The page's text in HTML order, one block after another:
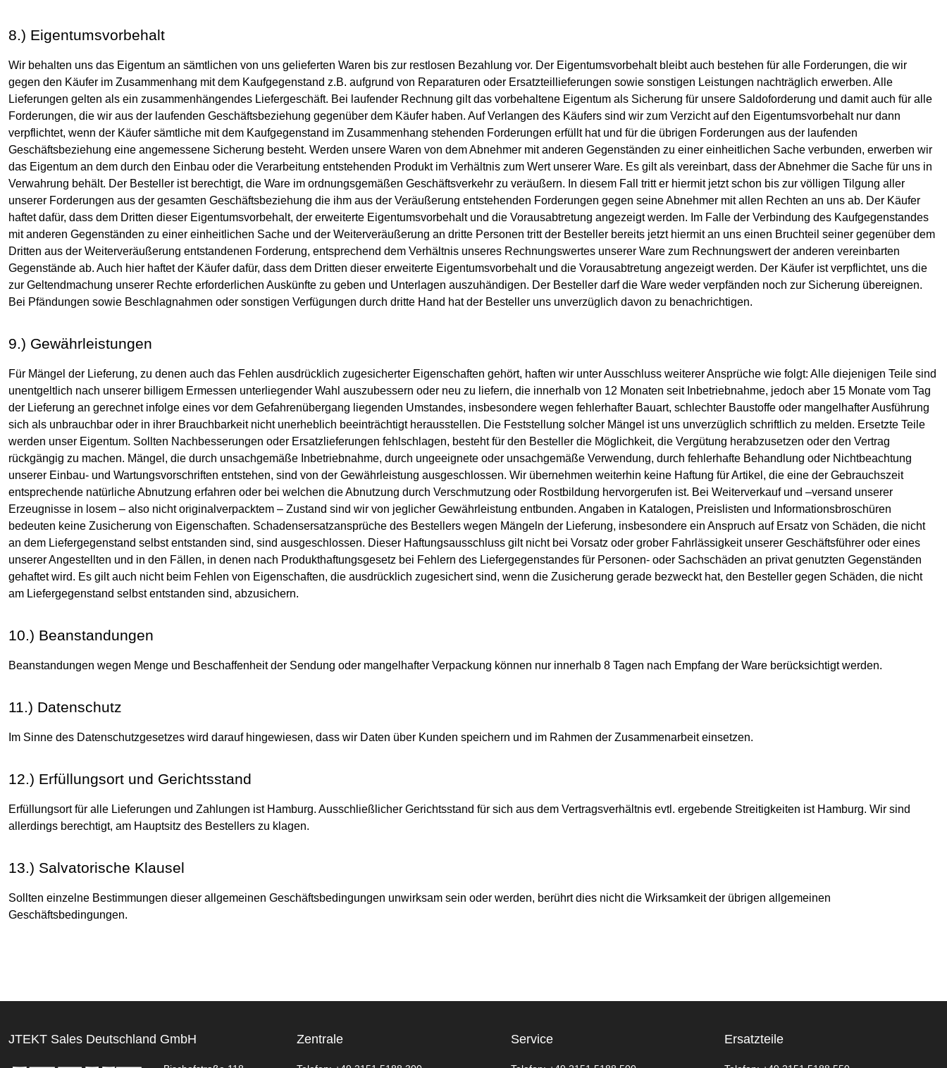
8.) Eigentumsvorbehalt
Wir behalten uns das Eigentum an sämtlichen von uns gelieferten Waren bis zur restlosen Bezahlung vor. Der Eigentumsvorbehalt bleibt auch bestehen für alle Forderungen, die wir
gegen den Käufer im Zusammenhang mit dem Kaufgegenstand z.B. aufgrund von Reparaturen oder Ersatzteillieferungen sowie sonstigen Leistungen nachträglich erwerben. Alle
Lieferungen gelten als ein zusammenhängendes Liefergeschäft. Bei laufender Rechnung gilt das vorbehaltene Eigentum als Sicherung für unsere Saldoforderung und damit auch für alle
Forderungen, die wir aus der laufenden Geschäftsbeziehung gegenüber dem Käufer haben. Auf Verlangen des Käufers sind wir zum Verzicht auf den Eigentumsvorbehalt nur dann
verpflichtet, wenn der Käufer sämtliche mit dem Kaufgegenstand im Zusammenhang stehenden Forderungen erfüllt hat und für die übrigen Forderungen aus der laufenden
Geschäftsbeziehung eine angemessene Sicherung besteht. Werden unsere Waren von dem Abnehmer mit anderen Gegenständen zu einer einheitlichen Sache verbunden, erwerben wir
das Eigentum an dem durch den Einbau oder die Verarbeitung entstehenden Produkt im Verhältnis zum Wert unserer Ware. Es gilt als vereinbart, dass der Abnehmer die Sache für uns in
Verwahrung behält. Der Besteller ist berechtigt, die Ware im ordnungsgemäßen Geschäftsverkehr zu veräußern. In diesem Fall tritt er hiermit jetzt schon bis zur völligen Tilgung aller
unserer Forderungen aus der gesamten Geschäftsbeziehung die ihm aus der Veräußerung entstehenden Forderungen gegen seine Abnehmer mit allen Rechten an uns ab. Der Käufer
haftet dafür, dass dem Dritten dieser Eigentumsvorbehalt, der erweiterte Eigentumsvorbehalt und die Vorausabtretung angezeigt werden. Im Falle der Verbindung des Kaufgegenstandes
mit anderen Gegenständen zu einer einheitlichen Sache und der Weiterveräußerung an dritte Personen tritt der Besteller bereits jetzt hiermit an uns einen Bruchteil seiner gegenüber dem
Dritten aus der Weiterveräußerung entstandenen Forderung, entsprechend dem Verhältnis unseres Rechnungswertes unserer Ware zum Rechnungswert der anderen vereinbarten
Gegenstände ab. Auch hier haftet der Käufer dafür, dass dem Dritten dieser erweiterte Eigentumsvorbehalt und die Vorausabtretung angezeigt werden. Der Käufer ist verpflichtet, uns die
zur Geltendmachung unserer Rechte erforderlichen Auskünfte zu geben und Unterlagen auszuhändigen. Der Besteller darf die Ware weder verpfänden noch zur Sicherung übereignen.
Bei Pfändungen sowie Beschlagnahmen oder sonstigen Verfügungen durch dritte Hand hat der Besteller uns unverzüglich davon zu benachrichtigen.
9.) Gewährleistungen
Für Mängel der Lieferung, zu denen auch das Fehlen ausdrücklich zugesicherter Eigenschaften gehört, haften wir unter Ausschluss weiterer Ansprüche wie folgt: Alle diejenigen Teile sind
unentgeltlich nach unserer billigem Ermessen unterliegender Wahl auszubessern oder neu zu liefern, die innerhalb von 12 Monaten seit Inbetriebnahme, jedoch aber 15 Monate vom Tag
der Lieferung an gerechnet infolge eines vor dem Gefahrenübergang liegenden Umstandes, insbesondere wegen fehlerhafter Bauart, schlechter Baustoffe oder mangelhafter Ausführung
sich als unbrauchbar oder in ihrer Brauchbarkeit nicht unerheblich beeinträchtigt herausstellen. Die Feststellung solcher Mängel ist uns unverzüglich schriftlich zu melden. Ersetzte Teile
werden unser Eigentum. Sollten Nachbesserungen oder Ersatzlieferungen fehlschlagen, besteht für den Besteller die Möglichkeit, die Vergütung herabzusetzen oder den Vertrag
rückgängig zu machen. Mängel, die durch unsachgemäße Inbetriebnahme, durch ungeeignete oder unsachgemäße Verwendung, durch fehlerhafte Behandlung oder Nichtbeachtung
unserer Einbau- und Wartungsvorschriften entstehen, sind von der Gewährleistung ausgeschlossen. Wir übernehmen weiterhin keine Haftung für Artikel, die eine der Gebrauchszeit
entsprechende natürliche Abnutzung erfahren oder bei welchen die Abnutzung durch Verschmutzung oder Rostbildung hervorgerufen ist. Bei Weiterverkauf und –versand unserer
Erzeugnisse in losem – also nicht originalverpacktem – Zustand sind wir von jeglicher Gewährleistung entbunden. Angaben in Katalogen, Preislisten und Informationsbroschüren
bedeuten keine Zusicherung von Eigenschaften. Schadensersatzansprüche des Bestellers wegen Mängeln der Lieferung, insbesondere ein Anspruch auf Ersatz von Schäden, die nicht
an dem Liefergegenstand selbst entstanden sind, sind ausgeschlossen. Dieser Haftungsausschluss gilt nicht bei Vorsatz oder grober Fahrlässigkeit unserer Geschäftsführer oder eines
unserer Angestellten und in den Fällen, in denen nach Produkthaftungsgesetz bei Fehlern des Liefergegenstandes für Personen- oder Sachschäden an privat genutzten Gegenständen
gehaftet wird. Es gilt auch nicht beim Fehlen von Eigenschaften, die ausdrücklich zugesichert sind, wenn die Zusicherung gerade bezweckt hat, den Besteller gegen Schäden, die nicht
am Liefergegenstand selbst entstanden sind, abzusichern.
10.) Beanstandungen
Beanstandungen wegen Menge und Beschaffenheit der Sendung oder mangelhafter Verpackung können nur innerhalb 8 Tagen nach Empfang der Ware berücksichtigt werden.
11.) Datenschutz
Im Sinne des Datenschutzgesetzes wird darauf hingewiesen, dass wir Daten über Kunden speichern und im Rahmen der Zusammenarbeit einsetzen.
12.) Erfüllungsort und Gerichtsstand
Erfüllungsort für alle Lieferungen und Zahlungen ist Hamburg. Ausschließlicher Gerichtsstand für sich aus dem Vertragsverhältnis evtl. ergebende Streitigkeiten ist Hamburg. Wir sind
allerdings berechtigt, am Hauptsitz des Bestellers zu klagen.
13.) Salvatorische Klausel
Sollten einzelne Bestimmungen dieser allgemeinen Geschäftsbedingungen unwirksam sein oder werden, berührt dies nicht die Wirksamkeit der übrigen allgemeinen
Geschäftsbedingungen.
JTEKT Sales Deutschland GmbH Zentrale Service Ersatzteile